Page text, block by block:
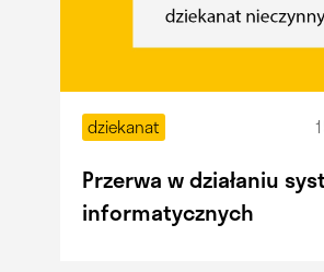
dziekanat
Przerwa w działaniu
informatycznych